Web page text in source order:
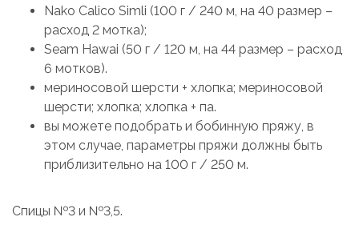
Nako Calico Simli (100 г / 240 м, на 40 размер –
расход 2 мотка);
Seam Hawai (50 г / 120 м, на 44 размер – расход
6 мотков).
мериносовой шерсти + хлопка; мериносовой
шерсти; хлопка; хлопка + па.
вы можете подобрать и бобинную пряжу, в
этом случае, параметры пряжи должны быть
приблизительно на 100 г / 250 м.
Спицы №3 и №3,5.